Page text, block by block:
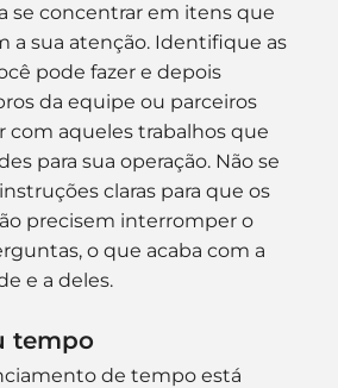
se concentrar em itens que
a sua atenção. Identifique as
pode fazer e depois
da equipe ou parceiros
com aqueles trabalhos que
para sua operação. Não se
claras para que os
precisem interromper o
o que acaba com a
e a deles.
tempo
de tempo está